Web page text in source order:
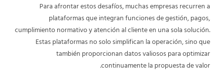
Para afrontar estos desafíos, muchas empresas recurren a
plataformas que integran funciones de gestión, pagos,
cumplimiento normativo y atención al cliente en una sola solución.
Estas plataformas no solo simplifican la operación, sino que
también proporcionan datos valiosos para optimizar
continuamente la propuesta de valor.